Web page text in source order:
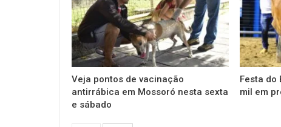
Veja pontos de vacinação
antirrábica em Mossoró nesta sexta
e sábado
Festa do
mil em